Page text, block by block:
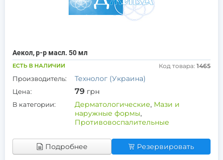
Аекол, р-р масл. 50 мл
ЕСТЬ В НАЛИЧИИ Код товара: 1465
Производитель: Технолог (Украина)
Цена: 79 грн
В категории: Дерматологические, Мази и
наружные формы,
Противовоспалительные
Подробнее Резервировать